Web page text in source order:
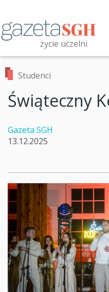
treści
życie uczelni
Przeszukaj witrynę
Studenci
Świąteczny
Gazeta SGH
13.12.2025